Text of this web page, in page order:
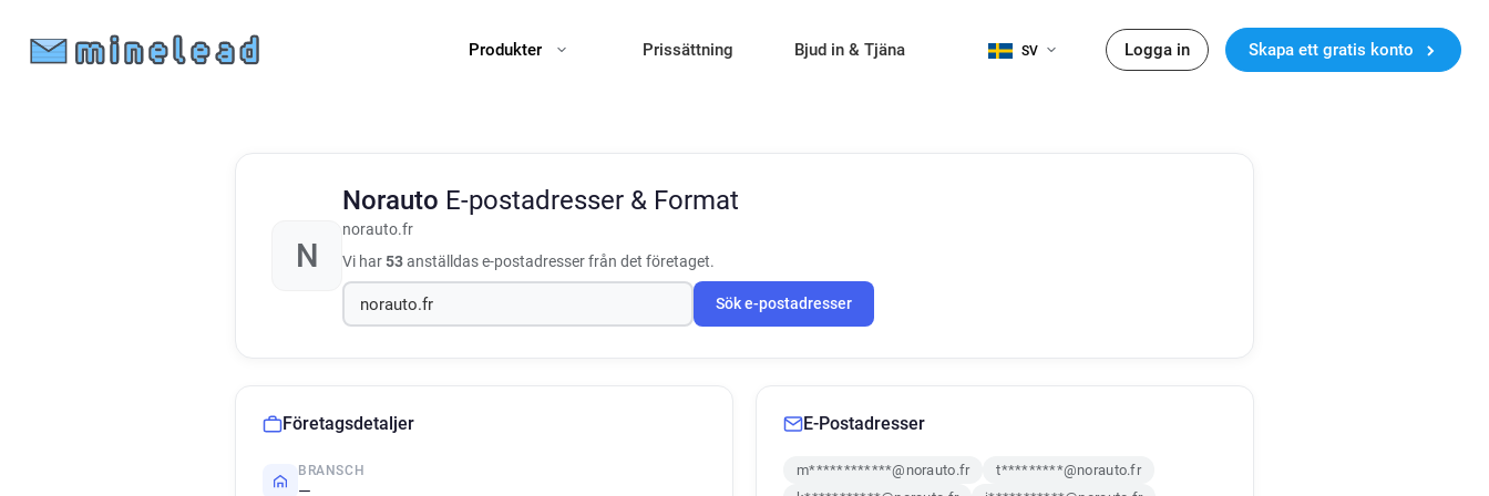
Produkter Prissättning Bjud in & Tjäna SV Logga in Skapa ett gratis konto
N
Norauto E-postadresser & Format
norauto.fr
Vi har53anställdas e-postadresser från det företaget.
Sök e-postadresser
Företagsdetaljer
BRANSCH
—
E-Postadresser
m************@norauto.fr
t*********@norauto.fr